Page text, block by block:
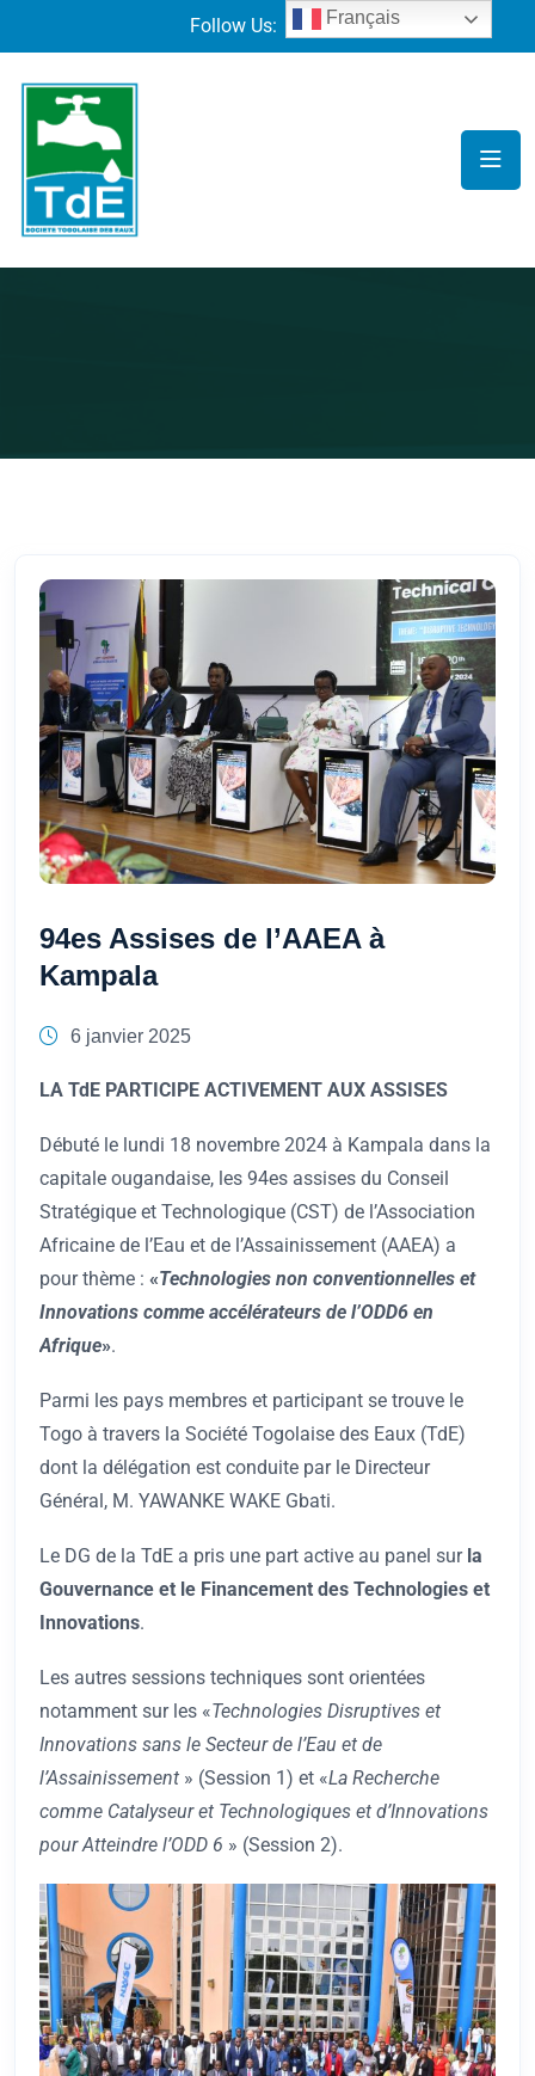
Follow Us:
94es Assises de l’AAEA à
Kampala
6 janvier 2025
LA TdE PARTICIPE ACTIVEMENT AUX ASSISES
Débuté le lundi 18 novembre 2024 à Kampala dans la
capitale ougandaise, les 94es assises du Conseil
Stratégique et Technologique (CST) de l’Association
Africaine de l’Eau et de l’Assainissement (AAEA) a
pour thème : «Technologies non conventionnelles et
Innovations comme accélérateurs de l’ODD6 en
Afrique».
Parmi les pays membres et participant se trouve le
Togo à travers la Société Togolaise des Eaux (TdE)
dont la délégation est conduite par le Directeur
Général, M. YAWANKE WAKE Gbati.
Le DG de la TdE a pris une part active au panel sur la
Gouvernance et le Financement des Technologies et
Innovations.
Les autres sessions techniques sont orientées
notamment sur les «Technologies Disruptives et
Innovations sans le Secteur de l’Eau et de
l’Assainissement » (Session 1) et «La Recherche
comme Catalyseur et Technologiques et d’Innovations
pour Atteindre l’ODD 6 » (Session 2).
Français